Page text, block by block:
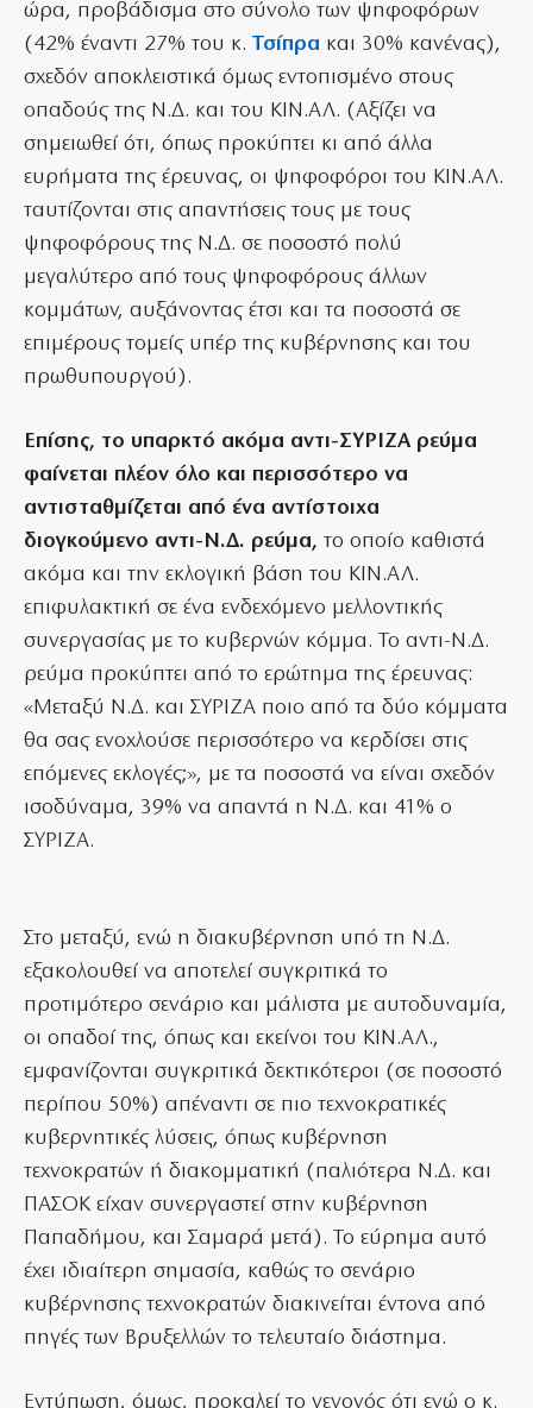
ώρα, προβάδισμα στο σύνολο των ψηφοφόρων
(42% έναντι 27% του κ. Τσίπρα και 30% κανένας),
σχεδόν αποκλειστικά όμως εντοπισμένο στους
οπαδούς της Ν.Δ. και του ΚΙΝ.ΑΛ. (Αξίζει να
σημειωθεί ότι, όπως προκύπτει κι από άλλα
ευρήματα της έρευνας, οι ψηφοφόροι του ΚΙΝ.ΑΛ.
ταυτίζονται στις απαντήσεις τους με τους
ψηφοφόρους της Ν.Δ. σε ποσοστό πολύ
μεγαλύτερο από τους ψηφοφόρους άλλων
κομμάτων, αυξάνοντας έτσι και τα ποσοστά σε
επιμέρους τομείς υπέρ της κυβέρνησης και του
πρωθυπουργού).
Επίσης, το υπαρκτό ακόμα αντι-ΣΥΡΙΖΑ ρεύμα
φαίνεται πλέον όλο και περισσότερο να
αντισταθμίζεται από ένα αντίστοιχα
διογκούμενο αντι-Ν.Δ. ρεύμα, το οποίο καθιστά
ακόμα και την εκλογική βάση του ΚΙΝ.ΑΛ.
επιφυλακτική σε ένα ενδεχόμενο μελλοντικής
συνεργασίας με το κυβερνών κόμμα. Το αντι-Ν.Δ.
ρεύμα προκύπτει από το ερώτημα της έρευνας:
«Μεταξύ Ν.Δ. και ΣΥΡΙΖΑ ποιο από τα δύο κόμματα
θα σας ενοχλούσε περισσότερο να κερδίσει στις
επόμενες εκλογές;», με τα ποσοστά να είναι σχεδόν
ισοδύναμα, 39% να απαντά η Ν.Δ. και 41% ο
ΣΥΡΙΖΑ.
Στο μεταξύ, ενώ η διακυβέρνηση υπό τη Ν.Δ.
εξακολουθεί να αποτελεί συγκριτικά το
προτιμότερο σενάριο και μάλιστα με αυτοδυναμία,
οι οπαδοί της, όπως και εκείνοι του ΚΙΝ.ΑΛ.,
εμφανίζονται συγκριτικά δεκτικότεροι (σε ποσοστό
περίπου 50%) απέναντι σε πιο τεχνοκρατικές
κυβερνητικές λύσεις, όπως κυβέρνηση
τεχνοκρατών ή διακομματική (παλιότερα Ν.Δ. και
ΠΑΣΟΚ είχαν συνεργαστεί στην κυβέρνηση
Παπαδήμου, και Σαμαρά μετά). Το εύρημα αυτό
έχει ιδιαίτερη σημασία, καθώς το σενάριο
κυβέρνησης τεχνοκρατών διακινείται έντονα από
πηγές των Βρυξελλών το τελευταίο διάστημα.
Εντύπωση, όμως, προκαλεί το γεγονός ότι ενώ ο κ.